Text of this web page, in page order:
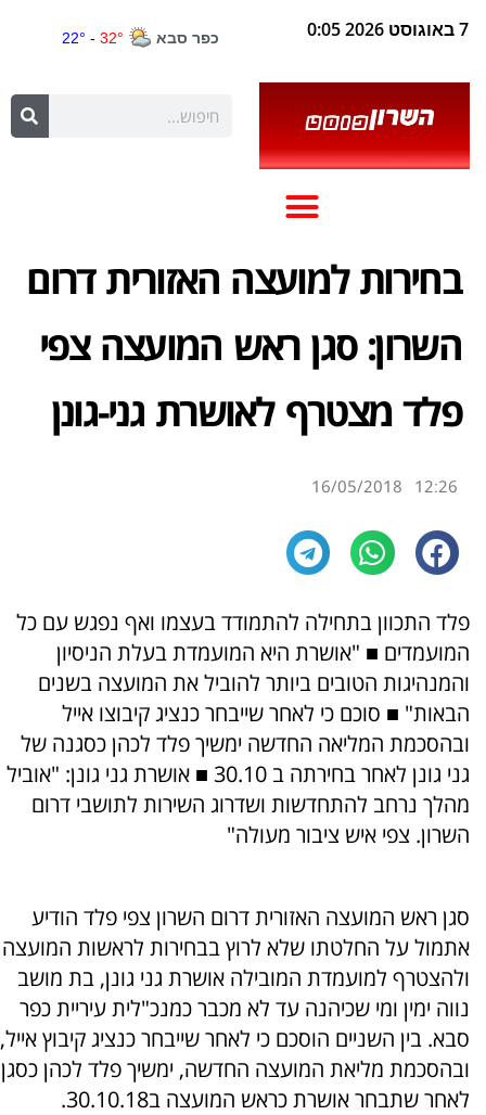
7 באוגוסט 2026 0:05
בחירות למועצה האזורית דרום
השרון: סגן ראש המועצה צפי
פלד מצטרף לאושרת גני-גונן
12:26
16/05/2018
פלד התכוון בתחילה להתמודד בעצמו ואף נפגש עם כל
המועמדים ■ "אושרת היא המועמדת בעלת הניסיון
והמנהיגות הטובים ביותר להוביל את המועצה בשנים
הבאות" ■ סוכם כי לאחר שייבחר כנציג קיבוצו אייל
ובהסכמת המליאה החדשה ימשיך פלד לכהן כסגנה של
גני גונן לאחר בחירתה ב 30.10 ■ אושרת גני גונן: "אובי
ל
מהלך נרחב להתחדשות ושדרוג השירות לתושבי דרום
השרון. צפי איש ציבור מעולה"
סגן ראש המועצה האזורית דרום השרון צפי פלד הודיע
אתמול על החלטתו שלא לרוץ בבחירות לראשות המועצה
ולהצטרף למועמדת המובילה אושרת גני גונן, בת מושב
נווה ימין ומי שכיהנה עד לא מכבר כמנכ"לית עיריית כפר
סבא. בין השניים הוסכם כי לאחר שייבחר כנציג קיבוץ אייל,
ובהסכמת מליאת המועצה החדשה, ימשיך פלד לכהן כסגן
לאחר שתבחר אושרת כראש המועצה ב30.10.18.